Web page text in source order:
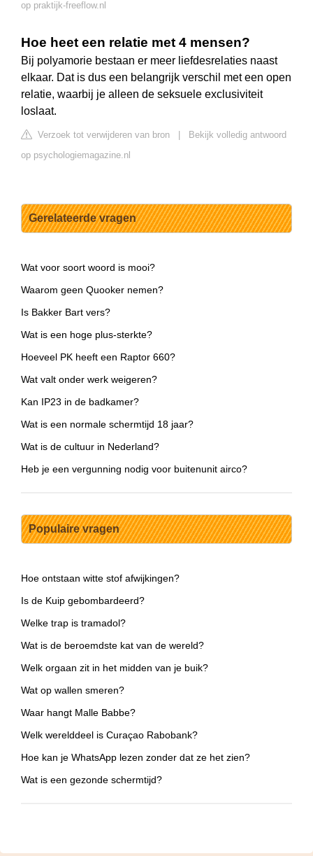
op praktijk-freeflow.nl
Hoe heet een relatie met 4 mensen?
Bij polyamorie bestaan er meer liefdesrelaties naast
elkaar. Dat is dus een belangrijk verschil met een open
relatie, waarbij je alleen de seksuele exclusiviteit
loslaat.
Verzoek tot verwijderen van bron
Bekijk volledig antwoord
op psychologiemagazine.nl
Gerelateerde vragen
Wat voor soort woord is mooi?
Waarom geen Quooker nemen?
Is Bakker Bart vers?
Wat is een hoge plus-sterkte?
Hoeveel PK heeft een Raptor 660?
Wat valt onder werk weigeren?
Kan IP23 in de badkamer?
Wat is een normale schermtijd 18 jaar?
Wat is de cultuur in Nederland?
Heb je een vergunning nodig voor buitenunit airco?
Populaire vragen
Hoe ontstaan witte stof afwijkingen?
Is de Kuip gebombardeerd?
Welke trap is tramadol?
Wat is de beroemdste kat van de wereld?
Welk orgaan zit in het midden van je buik?
Wat op wallen smeren?
Waar hangt Malle Babbe?
Welk werelddeel is Curaçao Rabobank?
Hoe kan je WhatsApp lezen zonder dat ze het zien?
Wat is een gezonde schermtijd?